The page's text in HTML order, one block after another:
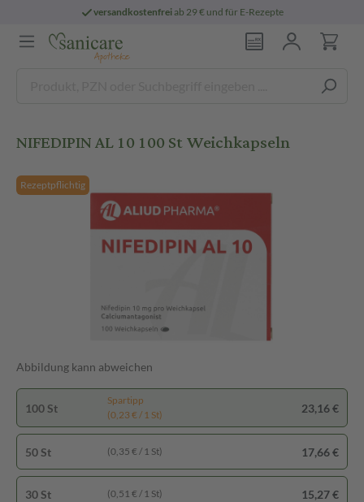
versandkostenfreiab 29 € und für E-Rezepte
NIFEDIPIN AL 10 100 St Weichkapseln
Rezeptpflichtig
Abbildung kann abweichen
100 St
Spartipp
(0,23 € / 1 St)
23,16 €
50 St (0,35 € / 1 St) 17,66 €
30 St (0,51 € / 1 St) 15,27 €